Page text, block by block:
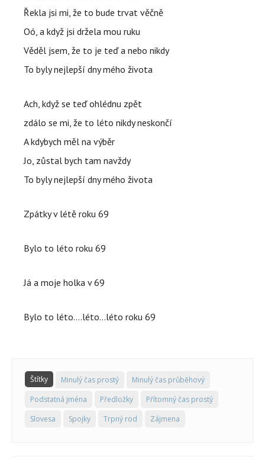
Řekla jsi mi, že to bude trvat věčně
Oó, a když jsi držela mou ruku
Věděl jsem, že to je teď a nebo nikdy
To byly nejlepší dny mého života
Ach, když se teď ohlédnu zpět
zdálo se mi, že to léto nikdy neskončí
A kdybych měl na výběr
Jo, zůstal bych tam navždy
To byly nejlepší dny mého života
Zpátky v létě roku 69
Bylo to léto roku 69
Já a moje holka v 69
Bylo to léto….léto…léto roku 69
Štítky Minulý čas prostý
Minulý čas průběhový
Podstatná jména
Předložky
Přítomný čas prostý
Slovesa
Spojky Trpný rod Zájmena